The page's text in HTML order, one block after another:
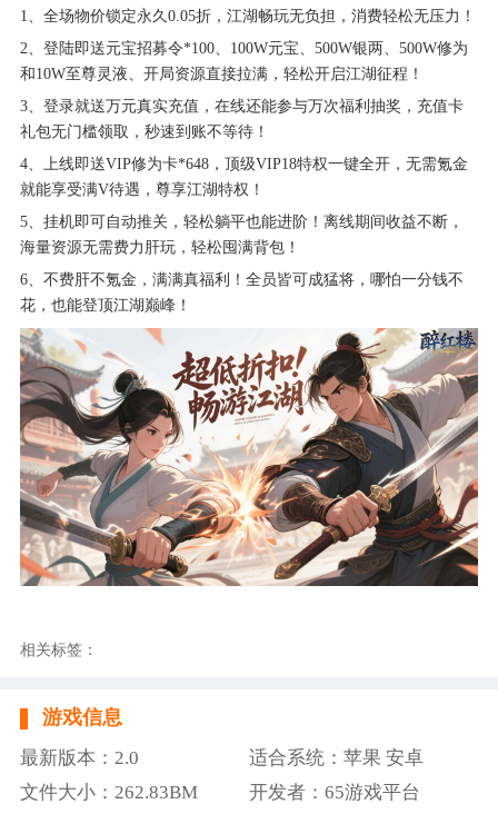
1、全场物价锁定永久0.05折，江湖畅玩无负担，消费轻松无压力！
2、登陆即送元宝招募令*100、100W元宝、500W银两、500W修为
和10W至尊灵液、开局资源直接拉满，轻松开启江湖征程！
3、登录就送万元真实充值，在线还能参与万次福利抽奖，充值卡
礼包无门槛领取，秒速到账不等待！
4、上线即送VIP修为卡*648，顶级VIP18特权一键全开，无需氪金
就能享受满V待遇，尊享江湖特权！
5、挂机即可自动推关，轻松躺平也能进阶！离线期间收益不断，
海量资源无需费力肝玩，轻松囤满背包！
6、不费肝不氪金，满满真福利！全员皆可成猛将，哪怕一分钱不
花，也能登顶江湖巅峰！
相关标签：
游戏信息
最新版本：2.0
适合系统：苹果 安卓
文件大小：262.83BM
开发者：65游戏平台